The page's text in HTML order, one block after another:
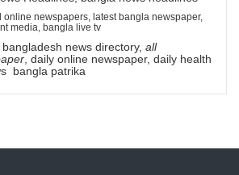
newspapers, latest bangla newspaper,
media, bangla live tv
bangladesh news directory, all
, daily online newspaper, daily health
bangla patrika